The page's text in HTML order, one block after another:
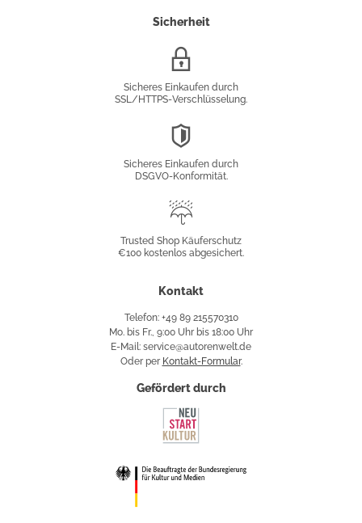
Sicherheit
Sicheres Einkaufen durch
SSL/HTTPS-Verschlüsselung.
Sicheres Einkaufen durch
DSGVO-Konformität.
Käuferschutz
Trusted Shop Käuferschutz
€100 kostenlos abgesichert.
Kontakt
Telefon: +49 89 215570310
Mo. bis Fr., 9:00 Uhr bis 18:00 Uhr
E-Mail: service@autorenwelt.de
Oder per Kontakt-Formular.
Gefördert durch